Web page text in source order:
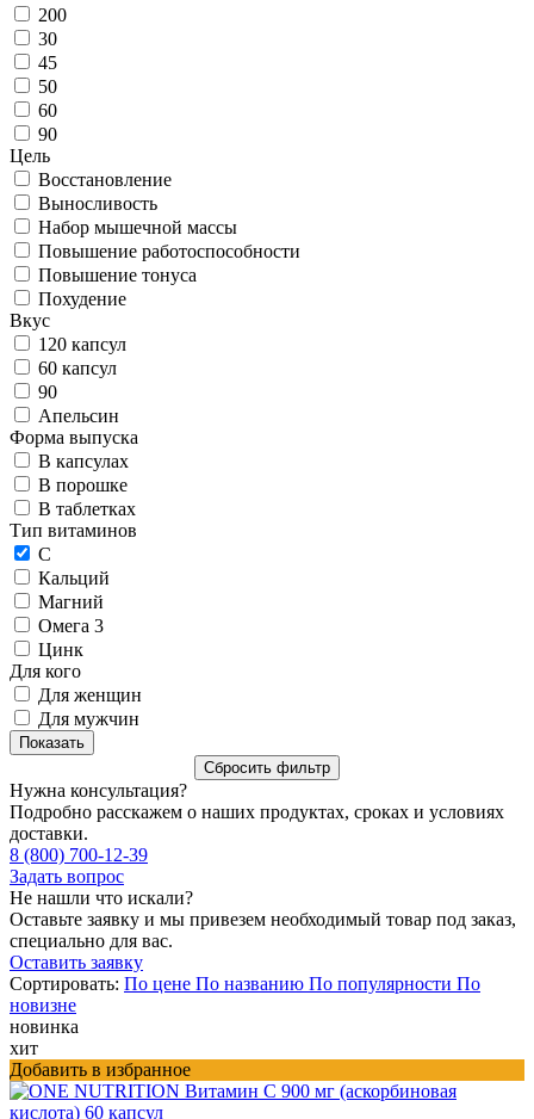
200
30
45
50
60
90
Цель
Восстановление
Выносливость
Набор мышечной массы
Повышение работоспособности
Повышение тонуса
Похудение
Вкус
120 капсул
60 капсул
90
Апельсин
Форма выпуска
В капсулах
В порошке
В таблетках
Тип витаминов
C
Кальций
Магний
Омега 3
Цинк
Для кого
Для женщин
Для мужчин
Нужна консультация?
Подробно расскажем о наших продуктах, сроках и условиях
доставки.
8 (800) 700-12-39
Задать вопрос
Не нашли что искали?
Оставьте заявку и мы привезем необходимый товар под заказ,
специально для вас.
Оставить заявку
Сортировать: По цене По названию По популярности По
новизне
новинка
хит
Добавить в избранное